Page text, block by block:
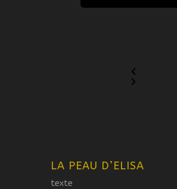
LA PEAU D’ELISA
texte